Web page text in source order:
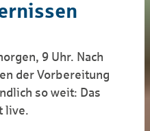
9 Uhr. Nach
der Vorbereitung
so weit: Das
live.